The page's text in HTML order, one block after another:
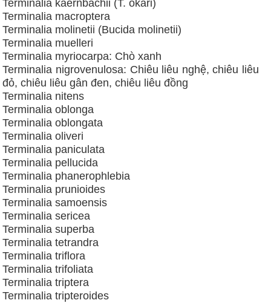
Terminalia kaernbachii (T. okari)
Terminalia macroptera
Terminalia molinetii (Bucida molinetii)
Terminalia muelleri
Terminalia myriocarpa: Chò xanh
Terminalia nigrovenulosa: Chiêu liêu nghệ, chiêu liêu
đỏ, chiêu liêu gân đen, chiêu liêu đồng
Terminalia nitens
Terminalia oblonga
Terminalia oblongata
Terminalia oliveri
Terminalia paniculata
Terminalia pellucida
Terminalia phanerophlebia
Terminalia prunioides
Terminalia samoensis
Terminalia sericea
Terminalia superba
Terminalia tetrandra
Terminalia triflora
Terminalia trifoliata
Terminalia triptera
Terminalia tripteroides